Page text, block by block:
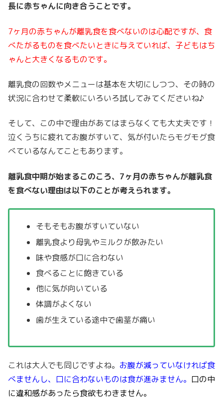
長に赤ちゃんに向き合うことです。
7ヶ月の赤ちゃんが離乳食を食べないのは心配ですが、食
べたがるものを食べたいときに与えていれば、子どもはち
ゃんと大きくなるものです。
離乳食の回数やメニューは基本を大切にしつつ、その時の
状況に合わせて柔軟にいろいろ試してみてくださいね♪
そして、この中で理由があてはまらなくても大丈夫です！
泣くうちに疲れてお腹がすいて、気が付いたらモグモグ食
べているなんてこともあります。
離乳食中期が始まるこのころ、7ヶ月の赤ちゃんが離乳食
を食べない理由は以下のことが考えられます。
そもそもお腹がすいていない
離乳食より母乳やミルクが飲みたい
味や食感が口に合わない
食べることに飽きている
他に気が向いている
体調がよくない
歯が生えている途中で歯茎が痛い
これは大人でも同じですよね。 お腹が減っていなければ食
べませんし、口に合わないものは食が進みません。 口の中
に違和感があったら食欲もわきません。